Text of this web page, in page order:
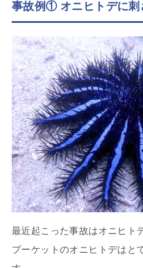
事故例① オニヒトデに刺
最近起こった事故はオニヒト
プーケットのオニヒトデはと